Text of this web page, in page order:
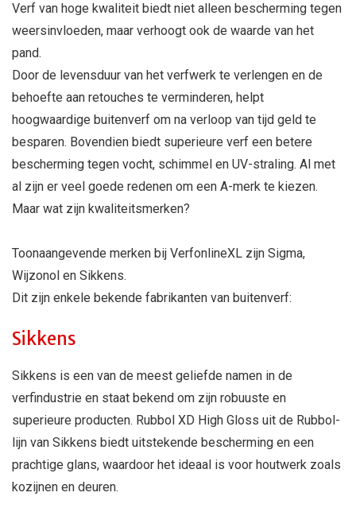
Verf van hoge kwaliteit biedt niet alleen bescherming tegen
weersinvloeden, maar verhoogt ook de waarde van het
pand.
Door de levensduur van het verfwerk te verlengen en de
behoefte aan retouches te verminderen, helpt
hoogwaardige buitenverf om na verloop van tijd geld te
besparen. Bovendien biedt superieure verf een betere
bescherming tegen vocht, schimmel en UV-straling. Al met
al zijn er veel goede redenen om een A-merk te kiezen.
Maar wat zijn kwaliteitsmerken?
Toonaangevende merken bij VerfonlineXL zijn Sigma,
Wijzonol en Sikkens.
Dit zijn enkele bekende fabrikanten van buitenverf:
Sikkens
Sikkens is een van de meest geliefde namen in de
verfindustrie en staat bekend om zijn robuuste en
superieure producten. Rubbol XD High Gloss uit de Rubbol-
lijn van Sikkens biedt uitstekende bescherming en een
prachtige glans, waardoor het ideaal is voor houtwerk zoals
kozijnen en deuren.